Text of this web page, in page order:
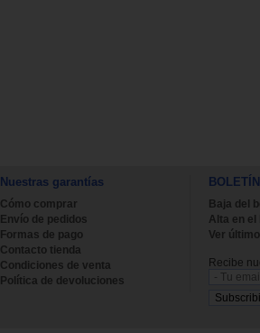
Nuestras garantías
Cómo comprar
Envío de pedidos
Formas de pago
Contacto tienda
Condiciones de venta
Política de devoluciones
BOLETÍN
Baja del
Alta en el
Ver
Recibe